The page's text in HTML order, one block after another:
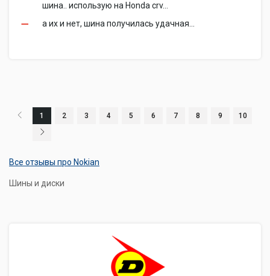
шина.. использую на Honda crv...
а их и нет, шина получилась удачная...
1 2 3 4 5 6 7 8 9 10
Все отзывы про Nokian
Шины и диски